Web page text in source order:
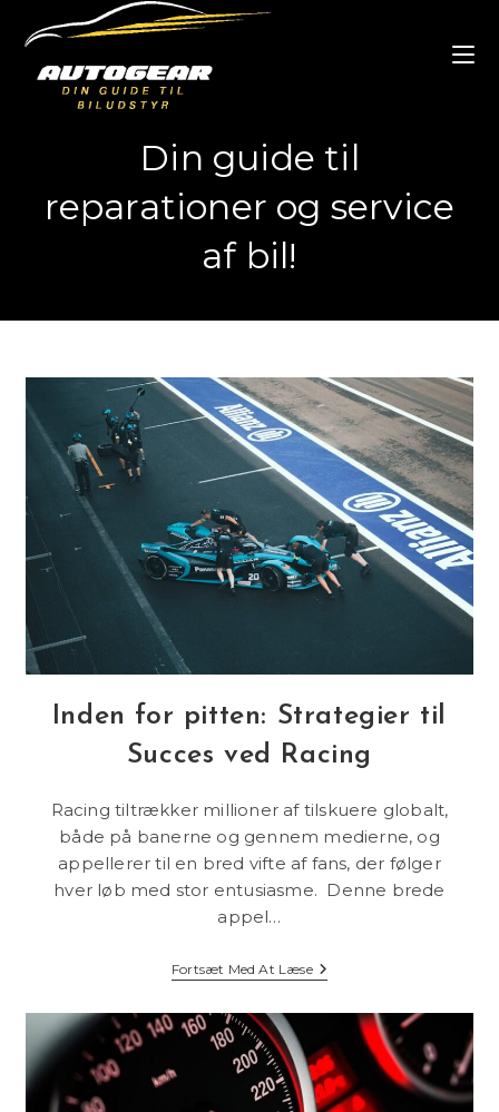
content
Din guide til
reparationer og service
af bil!
Inden for pitten: Strategier til
Succes ved Racing
Racing tiltrækker millioner af tilskuere globalt,
både på banerne og gennem medierne, og
appellerer til en bred vifte af fans, der følger
hver løb med stor entusiasme. Denne brede
appel…
Fortsæt Med At LæseInden
Strategier
Succes
Ved
Racing